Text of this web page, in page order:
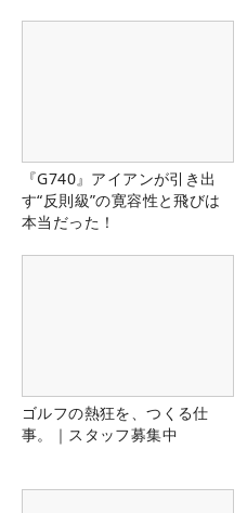
『G740』アイアンが引き出
す“反則級”の寛容性と飛びは
本当だった！
ゴルフの熱狂を、つくる仕
事。｜スタッフ募集中